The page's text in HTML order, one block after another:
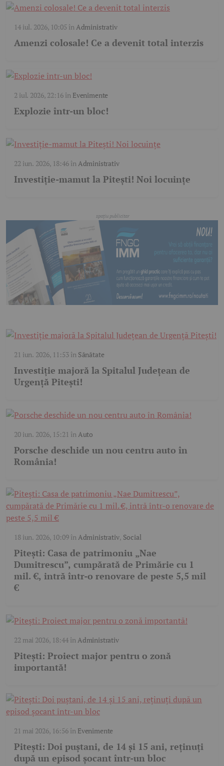
14 iul. 2026, 10:05 în Administrativ
Amenzi colosale! Ce a devenit total interzis
2 iul. 2026, 22:16în Evenimente
Explozie într-un bloc!
22 iun. 2026, 18:46în Administrativ
Investiție-mamut la Pitești! Noi locuințe
21 iun. 2026, 11:53în Sănătate
Investiție majoră la Spitalul Județean de
Urgență Pitești!
20 iun. 2026, 15:21 înAuto
Porsche deschide un nou centru auto în
România!
18 iun. 2026, 10:09înAdministrativ, Social
Pitești: Casa de patrimoniu „Nae
Dumitrescu”, cumpărată de Primărie cu 1
mil. €, intră într-o renovare de peste 5,5 mil
€
22 mai 2026, 18:44înAdministrativ
Pitești: Proiect major pentru o zonă
importantă!
21 mai 2026, 16:56în Evenimente
Pitești: Doi puștani, de 14 și 15 ani, reținuți
după un episod șocant într-un bloc